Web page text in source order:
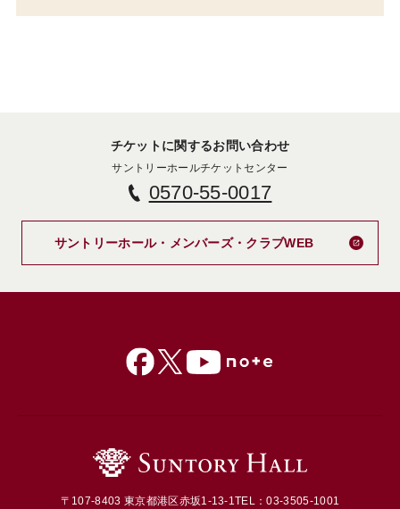
チケットに関するお問い合わせ
サントリーホールチケットセンター
0570-55-0017
サントリーホール・メンバーズ・クラブWEB
〒107-8403 東京都港区赤坂1-13-1TEL：03-3505-1001